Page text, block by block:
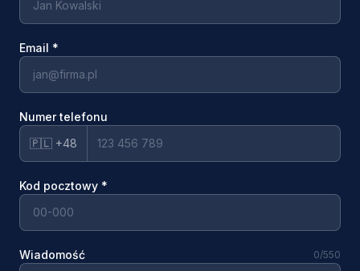
Email *
Numer telefonu
🇵🇱 +48
Kod pocztowy *
Wiadomość 0/550